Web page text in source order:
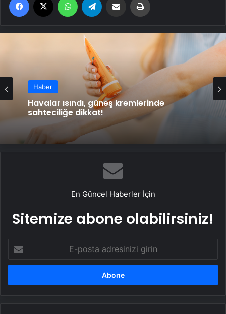
Haber
sahteciliğe dikkat!
Haber
Aile hekimliklerinde ikamete dayalı yeni
uygulama başlıyor
En Güncel Haberler İçin
Sitemize abone olabilirsiniz!
posta
adresinizi